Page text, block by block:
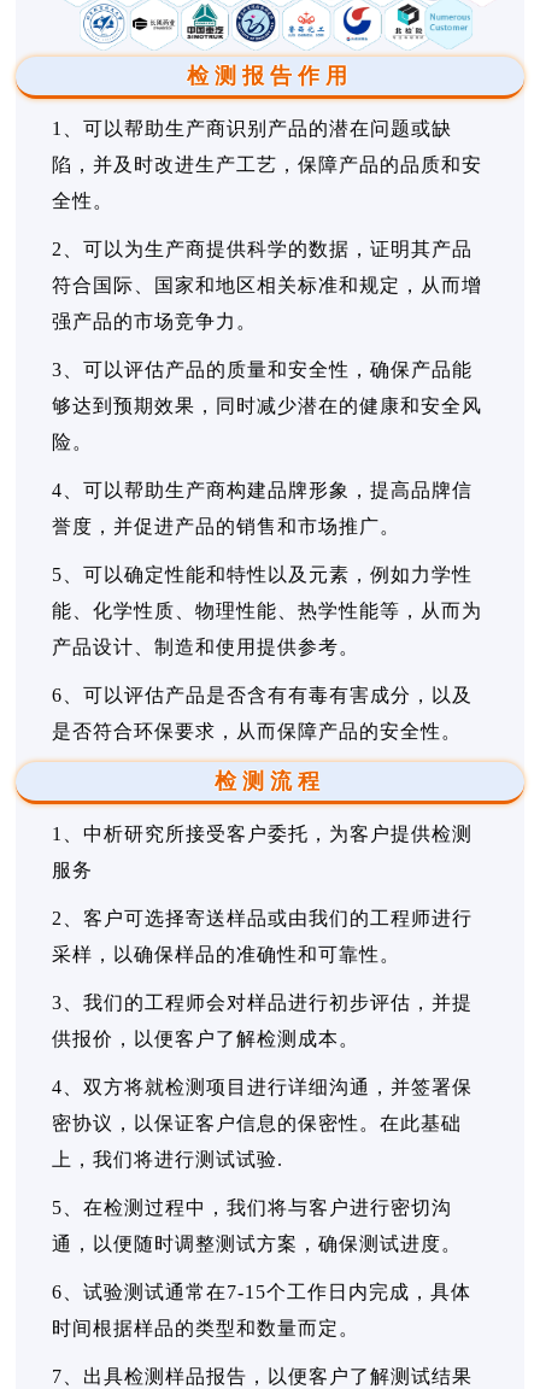
检测报告作用
1、可以帮助生产商识别产品的潜在问题或缺
陷，并及时改进生产工艺，保障产品的品质和安
全性。
2、可以为生产商提供科学的数据，证明其产品
符合国际、国家和地区相关标准和规定，从而增
强产品的市场竞争力。
3、可以评估产品的质量和安全性，确保产品能
够达到预期效果，同时减少潜在的健康和安全风
险。
4、可以帮助生产商构建品牌形象，提高品牌信
誉度，并促进产品的销售和市场推广。
5、可以确定性能和特性以及元素，例如力学性
能、化学性质、物理性能、热学性能等，从而为
产品设计、制造和使用提供参考。
6、可以评估产品是否含有有毒有害成分，以及
是否符合环保要求，从而保障产品的安全性。
检测流程
1、中析研究所接受客户委托，为客户提供检测
服务
2、客户可选择寄送样品或由我们的工程师进行
采样，以确保样品的准确性和可靠性。
3、我们的工程师会对样品进行初步评估，并提
供报价，以便客户了解检测成本。
4、双方将就检测项目进行详细沟通，并签署保
密协议，以保证客户信息的保密性。在此基础
上，我们将进行测试试验.
5、在检测过程中，我们将与客户进行密切沟
通，以便随时调整测试方案，确保测试进度。
6、试验测试通常在7-15个工作日内完成，具体
时间根据样品的类型和数量而定。
7、出具检测样品报告，以便客户了解测试结果